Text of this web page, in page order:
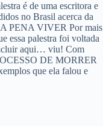
é de uma escritora e
no Brasil acerca da
PENA VIVER Por mais
essa palestra foi voltada
aqui… viu! Com
DE MORRER
que ela falou e